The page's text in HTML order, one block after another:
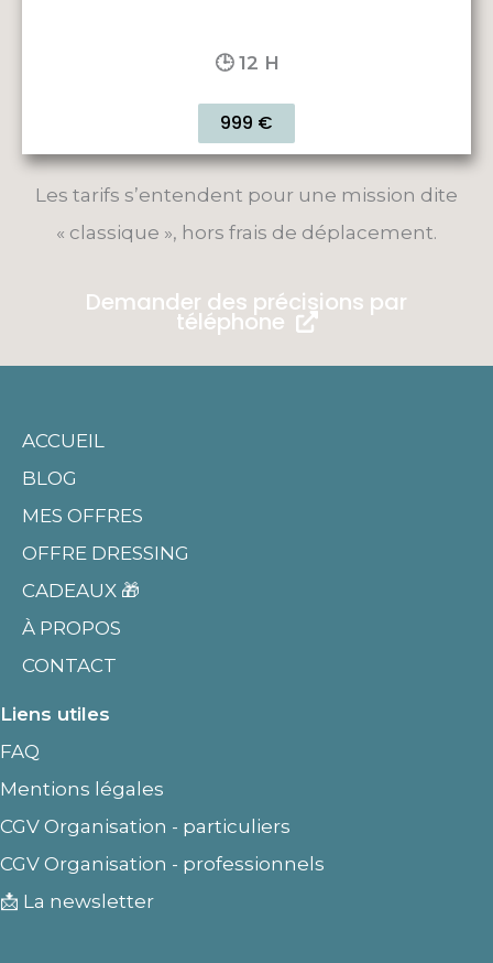
🕒 12 H
999 €
Les tarifs s’entendent pour une mission dite
« classique », hors frais de déplacement.
Demander des précisions par
téléphone
ACCUEIL
BLOG
MES OFFRES
OFFRE DRESSING
CADEAUX 🎁
À PROPOS
CONTACT
Liens utiles
FAQ
Mentions légales
CGV Organisation - particuliers
CGV Organisation - professionnels
📩 La newsletter